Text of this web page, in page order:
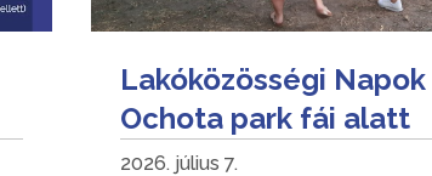
Lakóközösségi Napok
Ochota park fái alatt
2026. július 7.